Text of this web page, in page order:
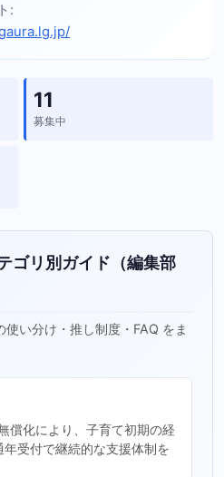
:
11
募集中
ゴリ別ガイド（編集部
い分け・推し制度・FAQ をま
償化により、子育て初期の経
受付で継続的な支援体制を